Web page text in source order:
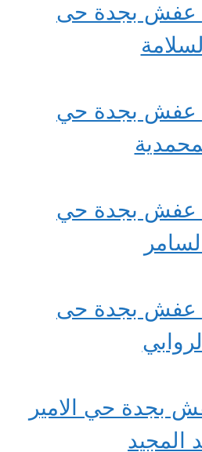
عفش بجدة حى
عفش بجدة حي
عفش بجدة حي
عفش بجدة حى
بجدة حي الامير
المجيد